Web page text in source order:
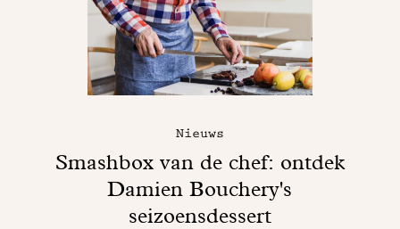
Nieuws
Smashbox van de chef: ontdek
Damien Bouchery's
seizoensdessert